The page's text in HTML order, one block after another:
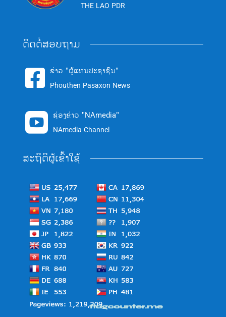
THE LAO PDR
ຕິດຕໍ່ສອບຖາມ
 ຂ່າວ "ຜູ້ແທນປະຊາຊົນ"
Phouthen Pasaxon News
 ຊ່ອງຂ່າວ "NAmedia"
NAmedia Channel
ສະຖິຕິຜູ້ເຂົ້າໃຊ້